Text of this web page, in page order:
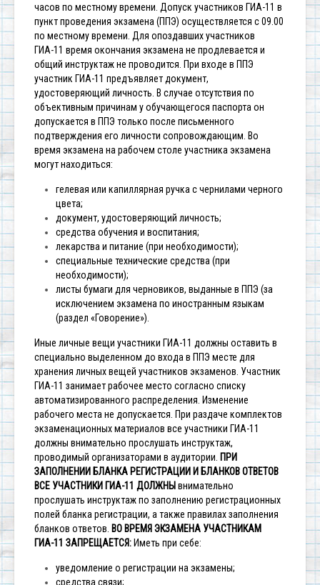
часов по местному времени. Допуск участников ГИА-11 в
пункт проведения экзамена (ППЭ) осуществляется с 09.00
по местному времени. Для опоздавших участников
ГИА-11 время окончания экзамена не продлевается и
общий инструктаж не проводится. При входе в ППЭ
участник ГИА-11 предъявляет документ,
удостоверяющий личность. В случае отсутствия по
объективным причинам у обучающегося паспорта он
допускается в ППЭ только после письменного
подтверждения его личности сопровождающим. Во
время экзамена на рабочем столе участника экзамена
могут находиться:
гелевая или капиллярная ручка с чернилами черного
цвета;
документ, удостоверяющий личность;
средства обучения и воспитания;
лекарства и питание (при необходимости);
специальные технические средства (при
необходимости);
листы бумаги для черновиков, выданные в ППЭ (за
исключением экзамена по иностранным языкам
(раздел «Говорение»).
Иные личные вещи участники ГИА-11 должны оставить в
специально выделенном до входа в ППЭ месте для
хранения личных вещей участников экзаменов. Участник
ГИА-11 занимает рабочее место согласно списку
автоматизированного распределения. Изменение
рабочего места не допускается. При раздаче комплектов
экзаменационных материалов все участники ГИА-11
должны внимательно прослушать инструктаж,
проводимый организаторами в аудитории. ПРИ
ЗАПОЛНЕНИИ БЛАНКА РЕГИСТРАЦИИ И БЛАНКОВ ОТВЕТОВ
ВСЕ УЧАСТНИКИ ГИА-11 ДОЛЖНЫ внимательно
прослушать инструктаж по заполнению регистрационных
полей бланка регистрации, а также правилах заполнения
бланков ответов. ВО ВРЕМЯ ЭКЗАМЕНА УЧАСТНИКАМ
ГИА-11 ЗАПРЕЩАЕТСЯ: Иметь при себе:
уведомление о регистрации на экзамены;
средства связи;